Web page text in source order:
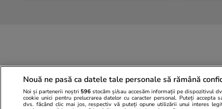
Nouă ne pasă ca datele tale personale să rămână
Noi și partenerii noștri 596stocăm și/sau accesăm informații pe dispozitivul
cookie unici pentru prelucrarea datelor cu caracter personal. Puteți accepta
dvs. făcând clic mai jos, respectiv vă puteți opune utilizării unui interes